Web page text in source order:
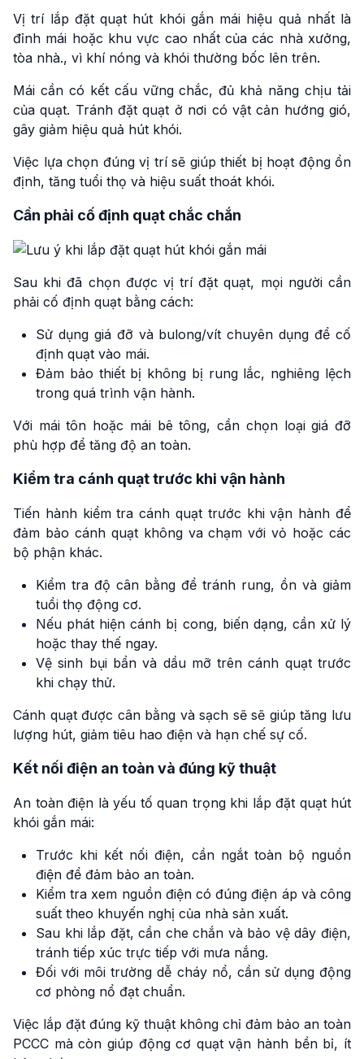
Vị trí lắp đặt quạt hút khói gắn mái hiệu quả nhất là
đỉnh mái hoặc khu vực cao nhất của các nhà xưởng,
tòa nhà., vì khí nóng và khói thường bốc lên trên.
Mái cần có kết cấu vững chắc, đủ khả năng chịu tải
của quạt. Tránh đặt quạt ở nơi có vật cản hướng gió,
gây giảm hiệu quả hút khói.
Việc lựa chọn đúng vị trí sẽ giúp thiết bị hoạt động ổn
định, tăng tuổi thọ và hiệu suất thoát khói.
Cần phải cố định quạt chắc chắn
Sau khi đã chọn được vị trí đặt quạt, mọi người cần
phải cố định quạt bằng cách:
Sử dụng giá đỡ và bulong/vít chuyên dụng để cố
định quạt vào mái.
Đảm bảo thiết bị không bị rung lắc, nghiêng lệch
trong quá trình vận hành.
Với mái tôn hoặc mái bê tông, cần chọn loại giá đỡ
phù hợp để tăng độ an toàn.
Kiểm tra cánh quạt trước khi vận hành
Tiến hành kiểm tra cánh quạt trước khi vận hành để
đảm bảo cánh quạt không va chạm với vỏ hoặc các
bộ phận khác.
Kiểm tra độ cân bằng để tránh rung, ồn và giảm
tuổi thọ động cơ.
Nếu phát hiện cánh bị cong, biến dạng, cần xử lý
hoặc thay thế ngay.
Vệ sinh bụi bẩn và dầu mỡ trên cánh quạt trước
khi chạy thử.
Cánh quạt được cân bằng và sạch sẽ sẽ giúp tăng lưu
lượng hút, giảm tiêu hao điện và hạn chế sự cố.
Kết nối điện an toàn và đúng kỹ thuật
An toàn điện là yếu tố quan trọng khi lắp đặt quạt hút
khói gắn mái:
Trước khi kết nối điện, cần ngắt toàn bộ nguồn
điện để đảm bảo an toàn.
Kiểm tra xem nguồn điện có đúng điện áp và công
suất theo khuyến nghị của nhà sản xuất.
Sau khi lắp đặt, cần che chắn và bảo vệ dây điện,
tránh tiếp xúc trực tiếp với mưa nắng.
Đối với môi trường dễ cháy nổ, cần sử dụng động
cơ phòng nổ đạt chuẩn.
Việc lắp đặt đúng kỹ thuật không chỉ đảm bảo an toàn
PCCC mà còn giúp động cơ quạt vận hành bền bỉ, ít